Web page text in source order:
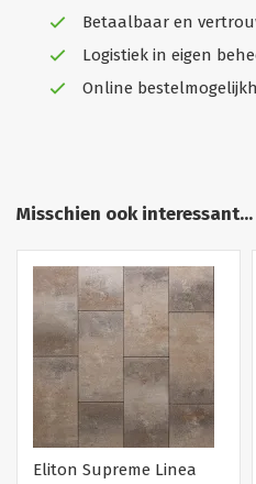
Betaalbaar en
Logistiek in eigen
Online
Misschien ook interessant...
Eliton Supreme Linea